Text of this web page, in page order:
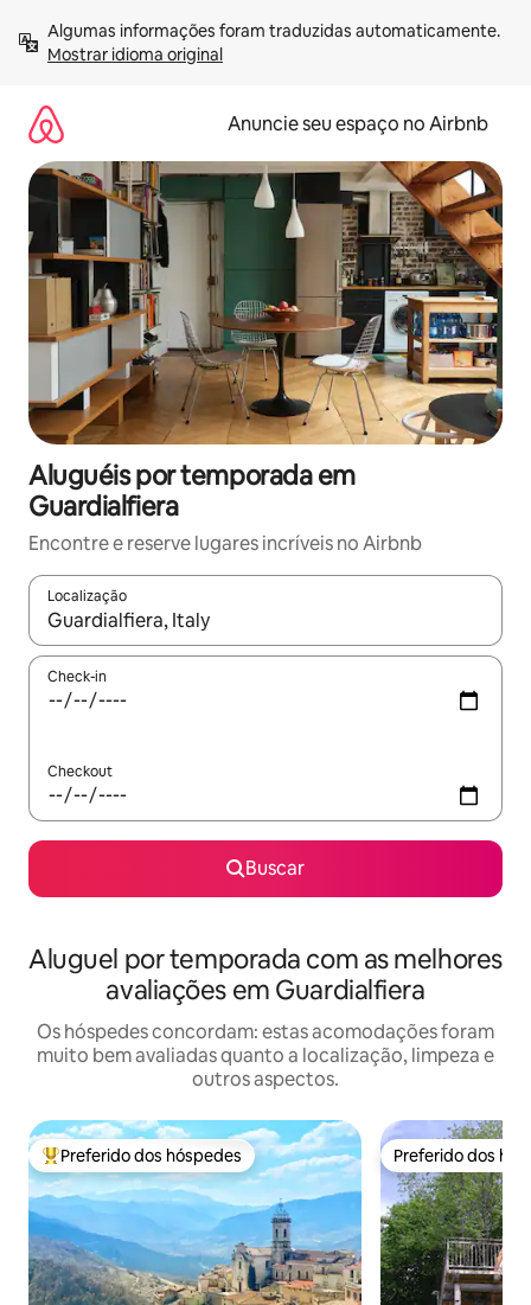
para
Mostrar idioma original
Anuncie seu espaço no Airbnb
Aluguéis por temporada em
Guardialfiera
Encontre e reserve lugares incríveis no Airbnb
Localização
Quando os resultados estiverem disponíveis, explore-os
Check-in
Checkout
Buscar
Aluguel por temporada com as melhores
avaliações em Guardialfiera
Os hóspedes concordam: estas acomodações foram
muito bem avaliadas quanto a localização, limpeza e
outros aspectos.
Entre os melhores preferidos dos hóspedes
Preferido dos hóspedes Preferido dos
Preferido dos